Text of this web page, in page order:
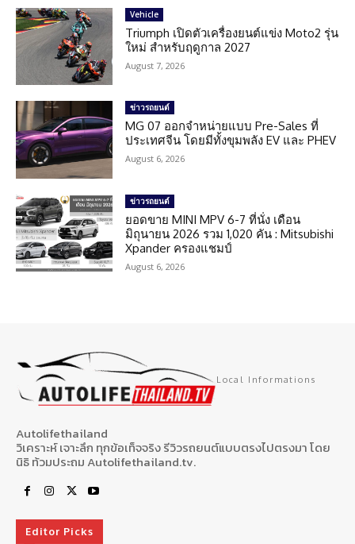
Vehicle
Triumph เปิดตัวเครื่องยนต์แข่ง Moto2 รุ่น
ใหม่ สำหรับฤดูกาล 2027
August 7, 2026
ข่าวรถยนต์
MG 07 ออกจำหน่ายแบบ Pre-Sales ที่
ประเทศจีน โดยมีทั้งขุมพลัง EV และ PHEV
August 6, 2026
ข่าวรถยนต์
ยอดขาย MINI MPV 6-7 ที่นั่ง เดือน
มิถุนายน 2026 รวม 1,020 คัน : Mitsubishi
Xpander ครองแชมป์
August 6, 2026
Local Informations
Autolifethailand
วิเคราะห์ เจาะลึก ทุกข้อเท็จจริง รีวิวรถยนต์แบบตรงไปตรงมา โดย
นิธิ ท้วมประถม Autolifethailand.tv.
Editor Picks